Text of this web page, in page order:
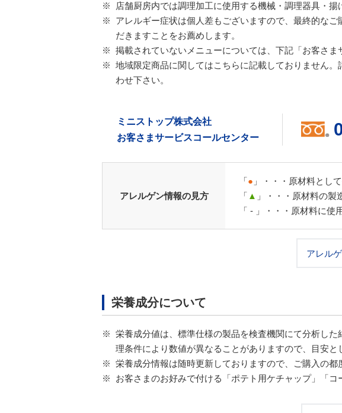
※
店舗厨房内では調理加工に使用する機械・調理器具・揚
※
アレルギー症状は個人差もございますので、最終的な
だきますことをお薦めします。
※ 掲載されていないメニューについては、下記「お客さ
※ 地域限定商品に関してはこちらに記載しておりません
わせ下さい。
ミニストップ株式会社
お客さまサービスコールセンター
アレルゲン情報の見方
「● 」・・・原材料とし
「 ▲ 」・・・原材料の製
「 - 」・・・原材料に使
アレル
栄養成分について
※ 栄養成分値は、標準仕様の製品を検査機関にて分析し
理条件により数値が異なることがありますので、目安と
※ 栄養成分情報は随時更新しておりますので、ご購入の都
※
お客さまのお好みで付ける「ポテト用ケチャップ」「